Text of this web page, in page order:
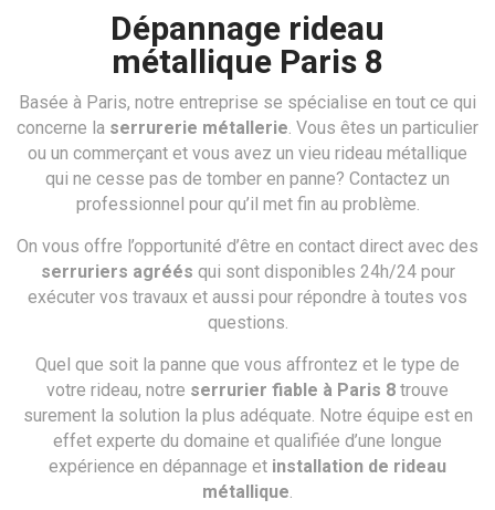
Dépannage rideau
métallique Paris 8
Basée à Paris, notre entreprise se spécialise en tout ce qui
concerne la serrurerie métallerie. Vous êtes un particulier
ou un commerçant et vous avez un vieu rideau métallique
qui ne cesse pas de tomber en panne? Contactez un
professionnel pour qu’il met fin au problème.
On vous offre l’opportunité d’être en contact direct avec des
serruriers agréés qui sont disponibles 24h/24 pour
exécuter vos travaux et aussi pour répondre à toutes vos
questions.
Quel que soit la panne que vous affrontez et le type de
votre rideau, notre serrurier fiable à Paris 8 trouve
surement la solution la plus adéquate. Notre équipe est en
effet experte du domaine et qualifiée d’une longue
expérience en dépannage et installation de rideau
métallique.